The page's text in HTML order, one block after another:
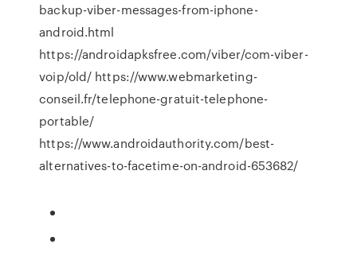
backup-viber-messages-from-iphone-
android.html
https://androidapksfree.com/viber/com-viber-
voip/old/ https://www.webmarketing-
conseil.fr/telephone-gratuit-telephone-
portable/
https://www.androidauthority.com/best-
alternatives-to-facetime-on-android-653682/